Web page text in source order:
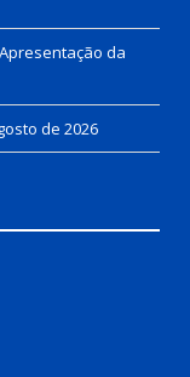
Apresentação da
de 2026